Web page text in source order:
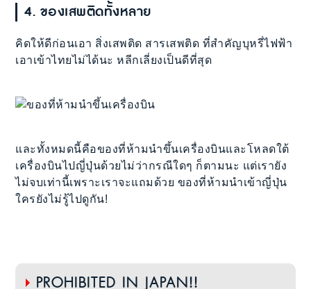
4. ของเสพติดทั้งหลาย
คิดให้ดีก่อนเอา สิ่งเสพติด สารเสพติด ที่สำคัญบุหรี่ไฟฟ้า
เอาเข้าไทยไม่ได้นะ หลีกเลี่ยงเป็นดีที่สุด
และทั้งหมดนี้คือของที่ห้ามนำขึ้นเครื่องบินและโหลดใต้
เครื่องบินไปญี่ปุ่นด้วยไม่ว่ากรณีใดๆ ก็ตามนะ แต่เรายัง
ไม่จบเท่านี้เพราะเราจะแถมด้วย ของที่ห้ามนำเข้าญี่ปุ่น
ใครยังไม่รู้ไปดูกัน!
PROHIBITED IN JAPAN!!